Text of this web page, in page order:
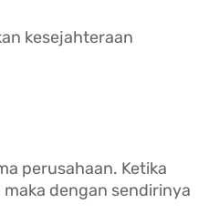
kesejahteraan
perusahaan. Ketika
dengan sendirinya